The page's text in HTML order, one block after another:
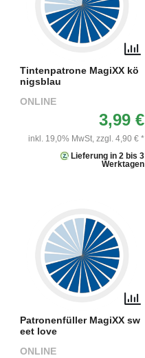
Tintenpatrone MagiXX kö
nigsblau
ONLINE
3,99 €
inkl. 19,0% MwSt, zzgl. 4,90 € *
Lieferung in 2 bis 3
Werktagen
Patronenfüller MagiXX sw
eet love
ONLINE